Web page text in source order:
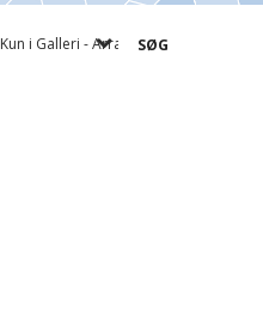
Kun i Galleri - Arrangementer - Events